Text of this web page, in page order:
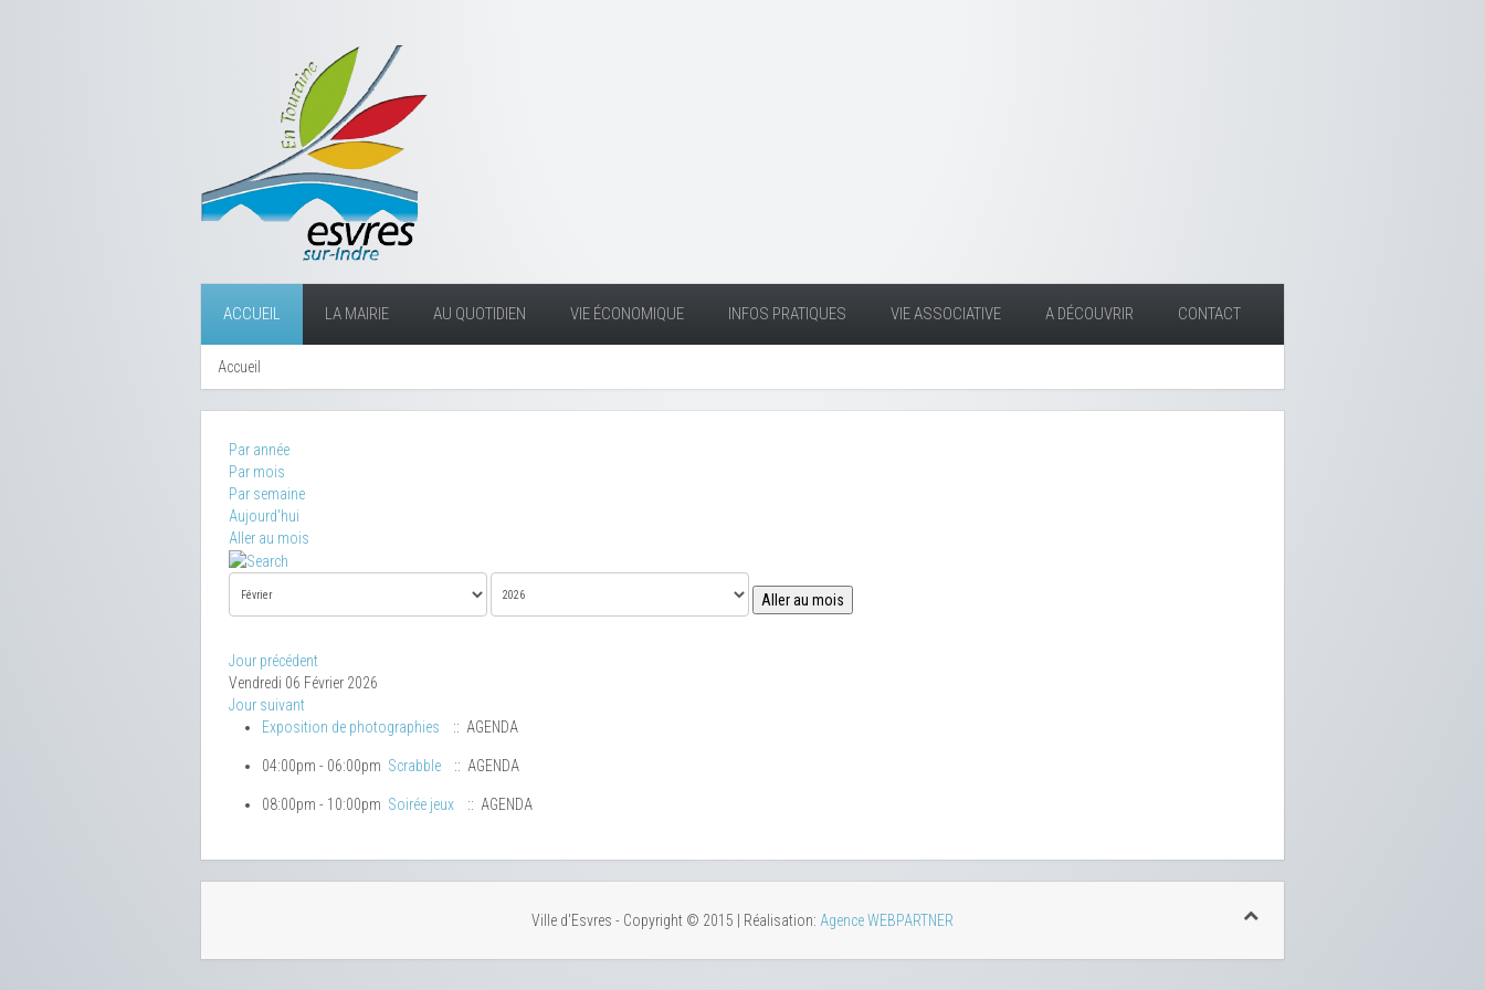
ACCUEIL LA MAIRIE AU QUOTIDIEN VIE ÉCONOMIQUE INFOS PRATIQUES VIE ASSOCIATIVE A DÉCOUVRIR CONTACT
Accueil
Par année
Par mois
Par semaine
Aujourd'hui
Aller au mois
Aller au mois
Jour précédent
Vendredi 06 Février 2026
Jour suivant
Exposition de photographies
:: AGENDA
04:00pm - 06:00pm Scrabble :: AGENDA
08:00pm - 10:00pm Soirée jeux :: AGENDA
Ville d'Esvres - Copyright © 2015 | Réalisation: Agence WEBPARTNER